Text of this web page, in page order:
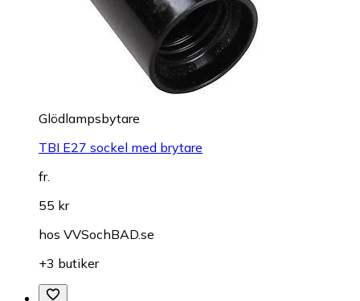
Glödlampsbytare
TBI E27 sockel med brytare
fr.
55 kr
hos VVSochBAD.se
+3 butiker